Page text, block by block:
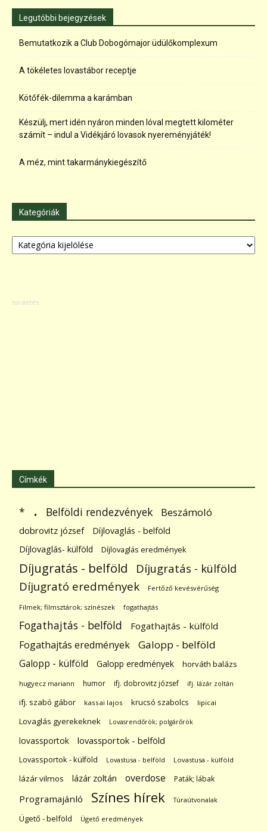
Legutóbbi bejegyzések
Bemutatkozik a Club Dobogómajor üdülőkomplexum
A tökéletes lovastábor receptje
Kötőfék-dilemma a karámban
Készülj, mert idén nyáron minden lóval megtett kilométer
számít – indul a Vidékjáró lovasok nyereményjáték!
A méz, mint takarmánykiegészítő
Kategóriák
Kategóriák
Címkék
* . Belföldi rendezvények Beszámoló
dobrovitz józsef
Díjlovaglás - belföld
Díjlovaglás- külföld
Díjlovaglás eredmények
Díjugratás - belföld Díjugratás - külföld
Díjugrató eredmények Fertőző kevésvérűség
Filmek; filmsztárok; színészek fogathajtás
Fogathajtás - belföld Fogathajtás - külföld
Fogathajtás eredmények Galopp - belföld
Galopp - külföld Galopp eredmények horváth balázs
hugyecz mariann humor ifj. dobrovitz józsef ifj. lázár zoltán
ifj. szabó gábor kassai lajos krucsó szabolcs lipicai
Lovaglás gyerekeknek Lovasrendőrök; polgárőrök
lovassportok lovassportok - belföld
Lovassportok - külföld Lovastusa - belföld Lovastusa - külföld
lázár vilmos lázár zoltán overdose Paták; lábak
Programajánló Színes hírek Túraútvonalak
Ügető - belföld Ügető eredmények